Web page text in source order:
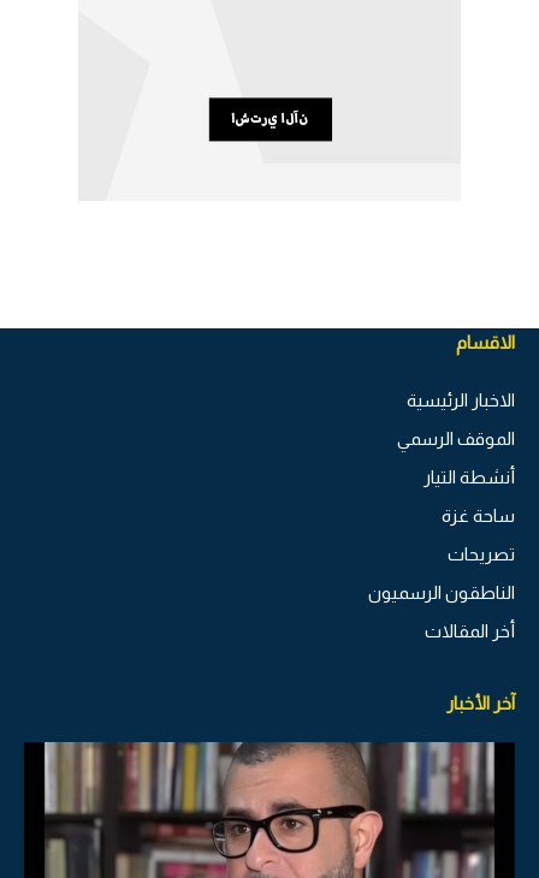
الاقسام
الاخبار الرئيسية
الموقف الرسمي
أنشطة التيار
ساحة غزة
تصريحات
الناطقون الرسميون
أخر المقالات
آخر الأخبار